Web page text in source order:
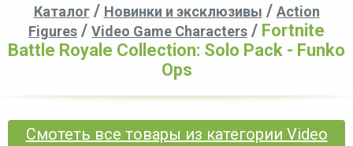
Каталог/ Новинки и эксклюзивы / Action
Figures / Video Game Characters / Fortnite
Battle Royale Collection: Solo Pack - Funko
Ops
Смотеть все товары из категории Video